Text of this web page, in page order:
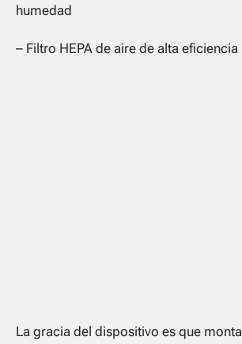
humedad
– Filtro HEPA de aire de alta eficiencia
La gracia del dispositivo es que